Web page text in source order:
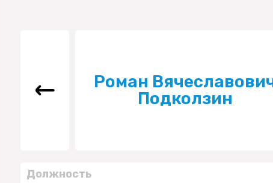
Роман
Подколзин
Должность